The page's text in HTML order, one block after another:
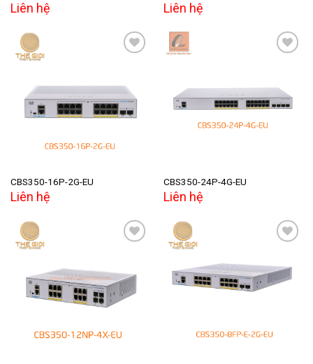
Liên hệ Liên hệ
Add to
wishlist
CBS350-16P-2G-EU
Liên hệ
Add to
wishlist
CBS350-24P-4G-EU
Liên hệ
Add to
wishlist
Add to
wishlist